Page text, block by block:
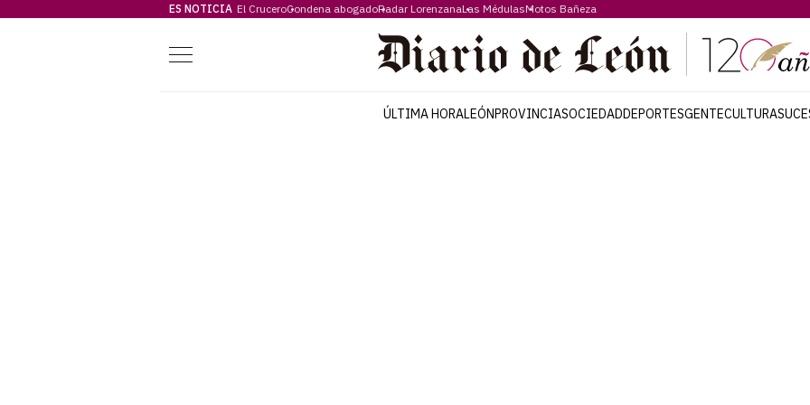
ES NOTICIA El CruceroCondena abogadoRadar LorenzanaLas MédulasMotos Bañeza
Menú
ÚLTIMA HORALEÓNPROVINCIASOCIEDADDEPORTESGENTECULTURA